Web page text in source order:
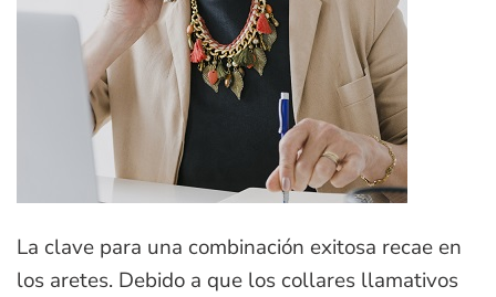
La clave para una combinación exitosa recae en
los aretes. Debido a que los collares llamativos